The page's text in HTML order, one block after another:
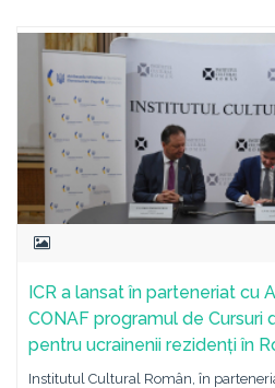
ICR a lansat în parteneriat cu
CONAF programul de Cursuri
pentru ucrainenii rezidenți în
Institutul Cultural Român, în